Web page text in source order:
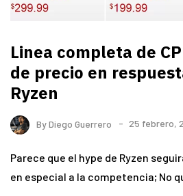
Linea completa de
de precio en
Ryzen
ByDiego Guerrero 25 febrero,
Parece que el hype de Ryzen
en especial a la competencia; No